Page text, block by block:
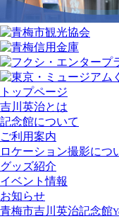
トップページ
吉川英治とは
記念館について
ご利用案内
ロケーション撮影につ
グッズ紹介
イベント情報
お知らせ
青梅市吉川英治記念館